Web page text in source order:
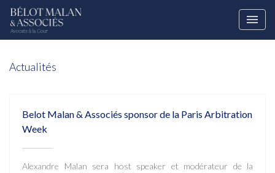
Actualités
Belot Malan & Associés sponsor de la Paris Arbitration
Week
Alexandre Malan sera host speaker et modérateur de la